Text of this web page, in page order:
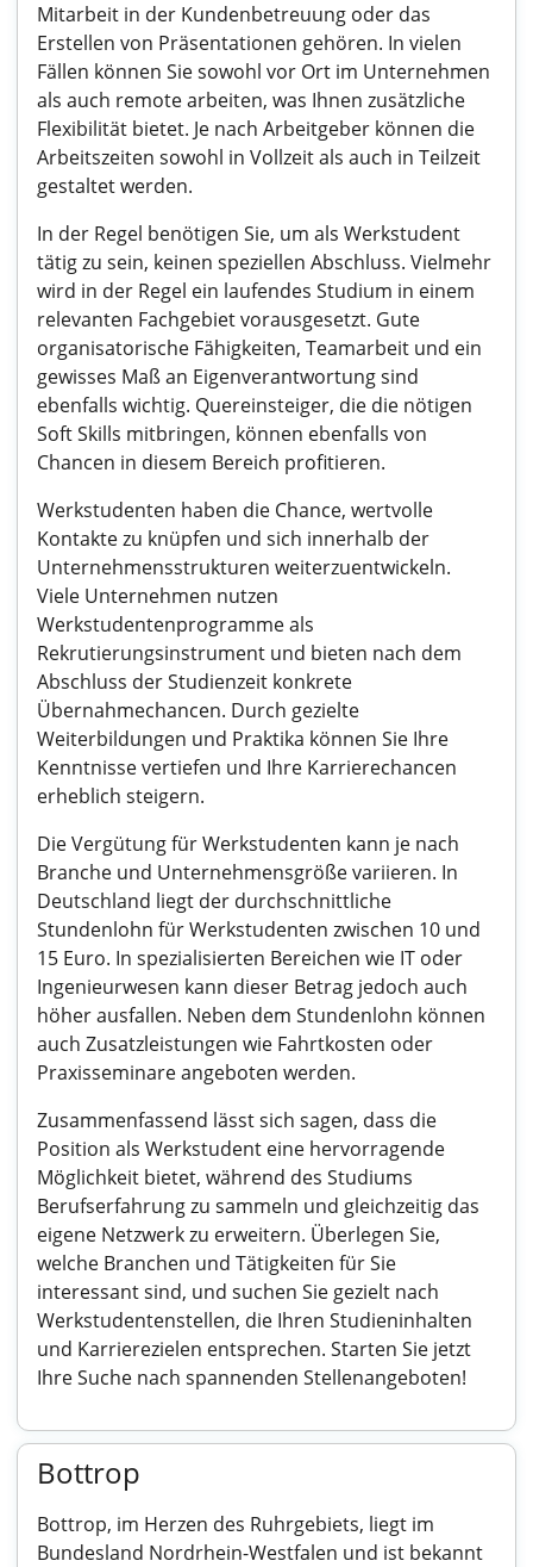
Mitarbeit in der Kundenbetreuung oder das
Erstellen von Präsentationen gehören. In vielen
Fällen können Sie sowohl vor Ort im Unternehmen
als auch remote arbeiten, was Ihnen zusätzliche
Flexibilität bietet. Je nach Arbeitgeber können die
Arbeitszeiten sowohl in Vollzeit als auch in Teilzeit
gestaltet werden.
In der Regel benötigen Sie, um als Werkstudent
tätig zu sein, keinen speziellen Abschluss. Vielmehr
wird in der Regel ein laufendes Studium in einem
relevanten Fachgebiet vorausgesetzt. Gute
organisatorische Fähigkeiten, Teamarbeit und ein
gewisses Maß an Eigenverantwortung sind
ebenfalls wichtig. Quereinsteiger, die die nötigen
Soft Skills mitbringen, können ebenfalls von
Chancen in diesem Bereich profitieren.
Werkstudenten haben die Chance, wertvolle
Kontakte zu knüpfen und sich innerhalb der
Unternehmensstrukturen weiterzuentwickeln.
Viele Unternehmen nutzen
Werkstudentenprogramme als
Rekrutierungsinstrument und bieten nach dem
Abschluss der Studienzeit konkrete
Übernahmechancen. Durch gezielte
Weiterbildungen und Praktika können Sie Ihre
Kenntnisse vertiefen und Ihre Karrierechancen
erheblich steigern.
Die Vergütung für Werkstudenten kann je nach
Branche und Unternehmensgröße variieren. In
Deutschland liegt der durchschnittliche
Stundenlohn für Werkstudenten zwischen 10 und
15 Euro. In spezialisierten Bereichen wie IT oder
Ingenieurwesen kann dieser Betrag jedoch auch
höher ausfallen. Neben dem Stundenlohn können
auch Zusatzleistungen wie Fahrtkosten oder
Praxisseminare angeboten werden.
Zusammenfassend lässt sich sagen, dass die
Position als Werkstudent eine hervorragende
Möglichkeit bietet, während des Studiums
Berufserfahrung zu sammeln und gleichzeitig das
eigene Netzwerk zu erweitern. Überlegen Sie,
welche Branchen und Tätigkeiten für Sie
interessant sind, und suchen Sie gezielt nach
Werkstudentenstellen, die Ihren Studieninhalten
und Karrierezielen entsprechen. Starten Sie jetzt
Ihre Suche nach spannenden Stellenangeboten!
Bottrop
Bottrop, im Herzen des Ruhrgebiets, liegt im
Bundesland Nordrhein-Westfalen und ist bekannt